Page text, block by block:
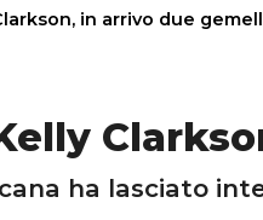
in arrivo due
ha lasciato